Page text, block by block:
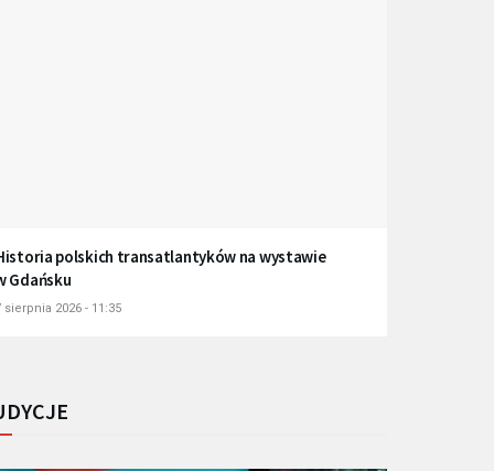
polskich transatlantyków na wystawie
Gdańsku
sierpnia 2026 - 11:35